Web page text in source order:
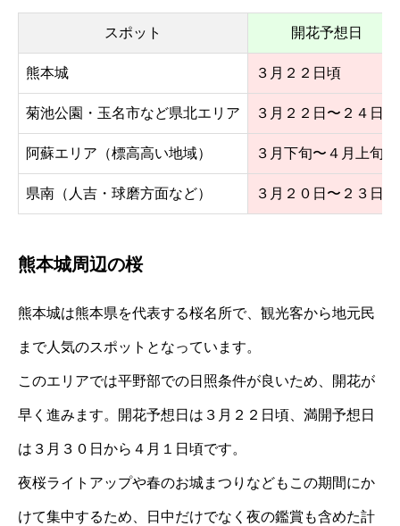
スポット 開花予想日
熊本城 ３月２２日頃
菊池公園・玉名市など県北エリア ３月２２日〜２４日頃
阿蘇エリア（標高高い地域） ３月下旬〜４月上旬
県南（人吉・球磨方面など） ３月２０日〜２３日頃
熊本城周辺の桜
熊本城は熊本県を代表する桜名所で、観光客から地元民
まで人気のスポットとなっています。
このエリアでは平野部での日照条件が良いため、開花が
早く進みます。開花予想日は３月２２日頃、満開予想日
は３月３０日から４月１日頃です。
夜桜ライトアップや春のお城まつりなどもこの期間にか
けて集中するため、日中だけでなく夜の鑑賞も含めた計